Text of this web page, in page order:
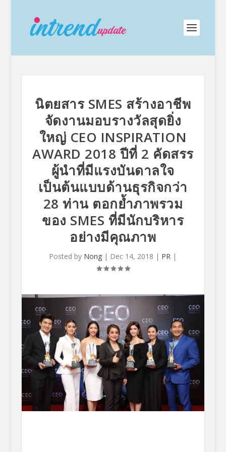
นิตยสาร SMES สร้างอาชีพ
จัดงานมอบรางวัลสุดยิ่ง
ใหญ่ CEO INSPIRATION
AWARD 2018 ปีที่ 2 คัดสรร
ผู้นำที่มีแรงบันดาลใจ
เป็นต้นแบบด้านธุรกิจกว่า
28 ท่าน ตอกย้ำภาพรวม
ของ SMES ที่มีนักบริหาร
อย่างมีคุณภาพ
Posted by Nong | Dec 14, 2018 | PR |